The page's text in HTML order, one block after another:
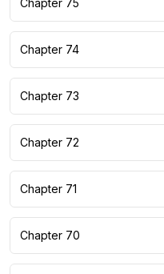
Chapter 75
Chapter 74
Chapter 73
Chapter 72
Chapter 71
Chapter 70